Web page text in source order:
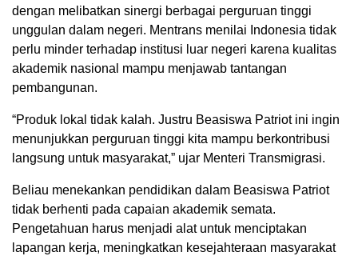
dengan melibatkan sinergi berbagai perguruan tinggi
unggulan dalam negeri. Mentrans menilai Indonesia tidak
perlu minder terhadap institusi luar negeri karena kualitas
akademik nasional mampu menjawab tantangan
pembangunan.
“Produk lokal tidak kalah. Justru Beasiswa Patriot ini ingin
menunjukkan perguruan tinggi kita mampu berkontribusi
langsung untuk masyarakat,” ujar Menteri Transmigrasi.
Beliau menekankan pendidikan dalam Beasiswa Patriot
tidak berhenti pada capaian akademik semata.
Pengetahuan harus menjadi alat untuk menciptakan
lapangan kerja, meningkatkan kesejahteraan masyarakat